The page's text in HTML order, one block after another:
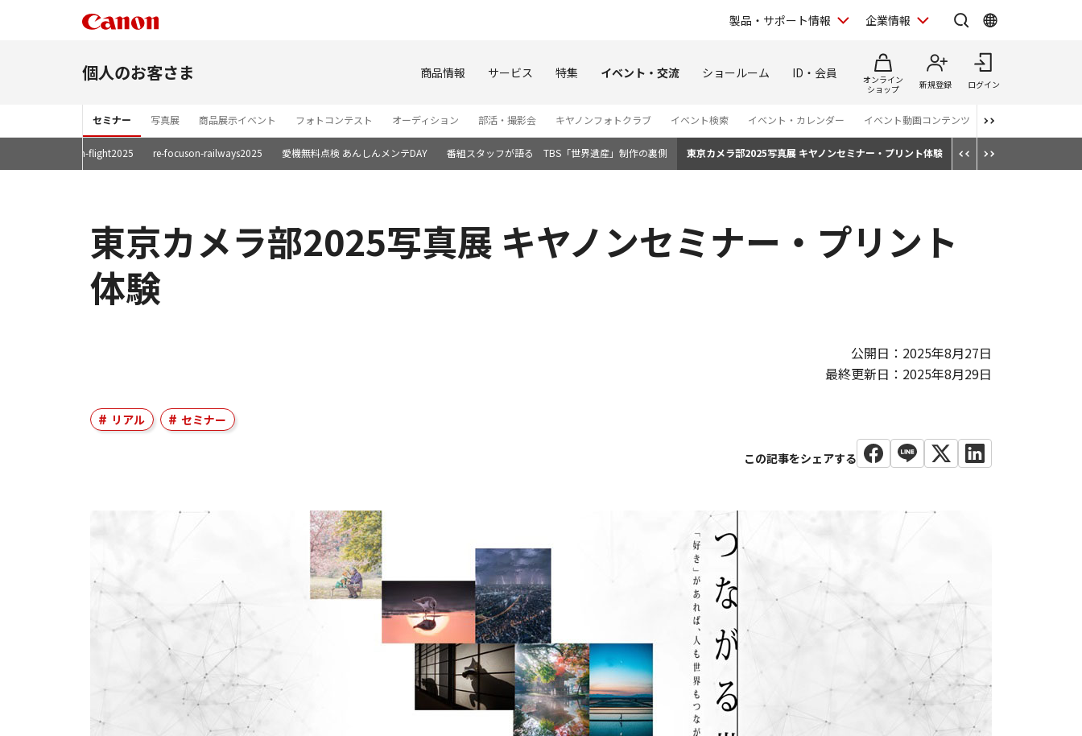
製品・サポート情報 企業情報
個人のお客さま 商品情報 サービス 特集 イベント・交流 ショールーム ID・会員
オンライン
ショップ
新規登録 ログイン
セミナー 写真展 商品展示イベント フォトコンテスト オーディション 部活・撮影会 キヤノンフォトクラブ イベント検索 イベント・カレンダー イベント動画コンテンツ 番組スタッフが語
re-focuson-flight2025 re-focuson-railways2025 愛機無料点検 あんしんメンテDAY 番組スタッフが語る TBS「世界遺産」制作の裏側 東京カメラ部2025写真展 キヤノンセミナー・プリント体験
東京カメラ部2025写真展 キヤノンセミナー・プリント
体験
公開日：2025年8月27日
最終更新日：2025年8月29日
リアル セミナー